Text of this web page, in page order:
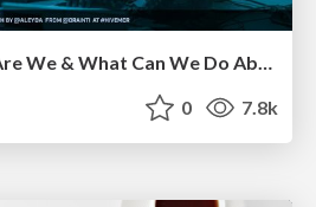
AI Search: Where Are We & What Can We Do About It?
0 7.8k